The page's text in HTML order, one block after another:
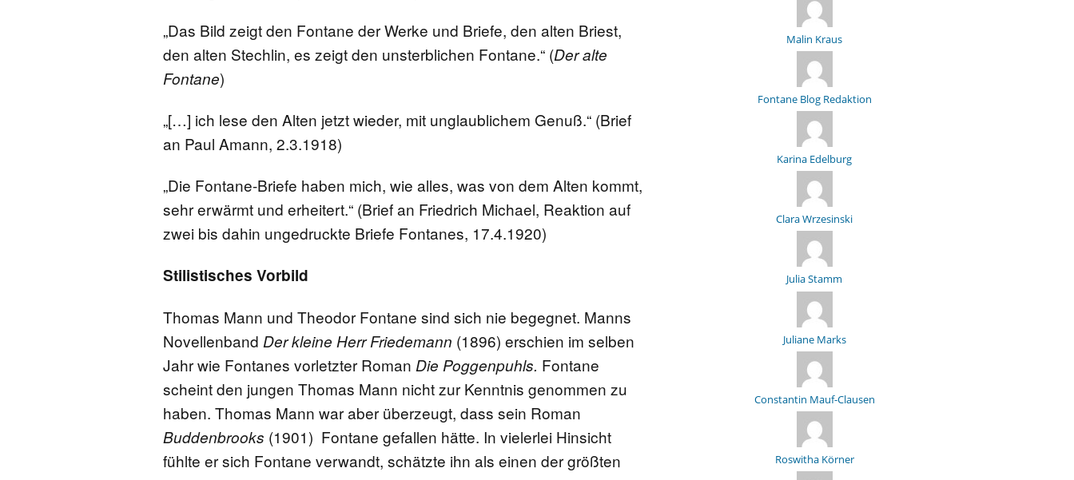
„Das Bild zeigt den Fontane der Werke und Briefe, den alten Briest,
den alten Stechlin, es zeigt den unsterblichen Fontane.“ (Der alte
Fontane)
„[…] ich lese den Alten jetzt wieder, mit unglaublichem Genuß.“ (Brief
an Paul Amann, 2.3.1918)
„Die Fontane-Briefe haben mich, wie alles, was von dem Alten kommt,
sehr erwärmt und erheitert.“ (Brief an Friedrich Michael, Reaktion auf
zwei bis dahin ungedruckte Briefe Fontanes, 17.4.1920)
Stilistisches Vorbild
Thomas Mann und Theodor Fontane sind sich nie begegnet. Manns
Novellenband Der kleine Herr Friedemann (1896) erschien im selben
Jahr wie Fontanes vorletzter Roman Die Poggenpuhls. Fontane
scheint den jungen Thomas Mann nicht zur Kenntnis genommen zu
haben. Thomas Mann war aber überzeugt, dass sein Roman
Buddenbrooks (1901) Fontane gefallen hätte. In vielerlei Hinsicht
fühlte er sich Fontane verwandt, schätzte ihn als einen der größten
Malin Kraus
Fontane Blog Redaktion
Karina Edelburg
Clara Wrzesinski
Julia Stamm
Juliane Marks
Constantin Mauf-Clausen
Roswitha Körner